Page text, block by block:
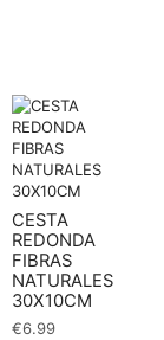
CESTA
REDONDA
FIBRAS
NATURALES
30X10CM
€6.99